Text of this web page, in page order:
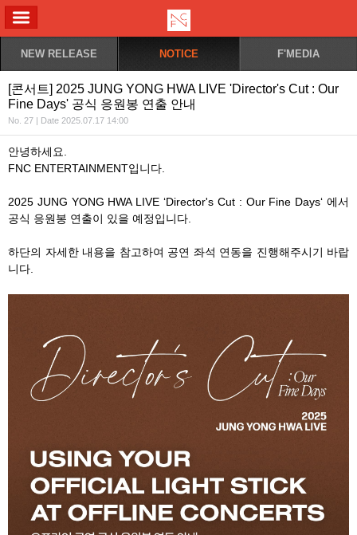
NEW RELEASE NOTICE F'MEDIA
[콘서트] 2025 JUNG YONG HWA LIVE 'Director's Cut : Our
Fine Days' 공식 응원봉 연출 안내
No. 27 | Date 2025.07.17 14:00
안녕하세요
FNC ENTERTAINMENT입니다
2025 JUNG YONG HWA LIVE ‘Director's Cut : Our Fine Days‘ 에서
공식 응원봉 연출이 있을 예정입니다
하단의 자세한 내용을 참고하여 공연 좌석 연동을 진행해주시기 바랍
니다